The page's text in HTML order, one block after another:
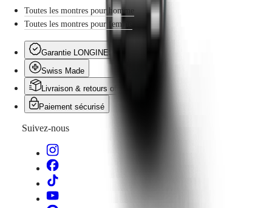
Toutes les montres pour homme
Toutes les montres pour femme
Garantie LONGINES
Swiss Made
Livraison & retours offerts
Paiement sécurisé
Suivez-nous